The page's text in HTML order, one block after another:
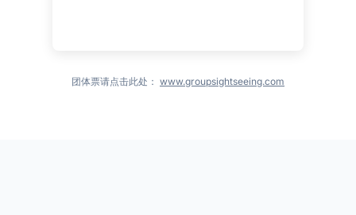
团体票请点击此处： www.groupsightseeing.com